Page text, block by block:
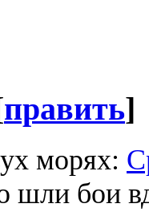
править]
морях:
шли бои